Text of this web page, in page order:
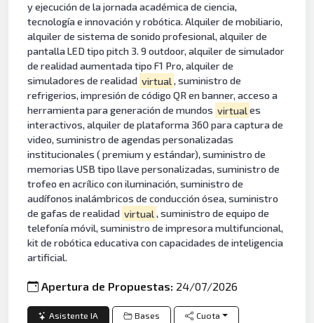
y ejecución de la jornada académica de ciencia,
tecnología e innovación y robótica. Alquiler de mobiliario,
alquiler de sistema de sonido profesional, alquiler de
pantalla LED tipo pitch 3. 9 outdoor, alquiler de simulador
de realidad aumentada tipo F1 Pro, alquiler de
simuladores de realidad virtual , suministro de
refrigerios, impresión de código QR en banner, acceso a
herramienta para generación de mundos virtual es
interactivos, alquiler de plataforma 360 para captura de
video, suministro de agendas personalizadas
institucionales ( premium y estándar), suministro de
memorias USB tipo llave personalizadas, suministro de
trofeo en acrílico con iluminación, suministro de
audífonos inalámbricos de conducción ósea, suministro
de gafas de realidad virtual , suministro de equipo de
telefonía móvil, suministro de impresora multifuncional,
kit de robótica educativa con capacidades de inteligencia
artificial.
Apertura de Propuestas: 24/07/2026
Asistente IA Bases Cuota